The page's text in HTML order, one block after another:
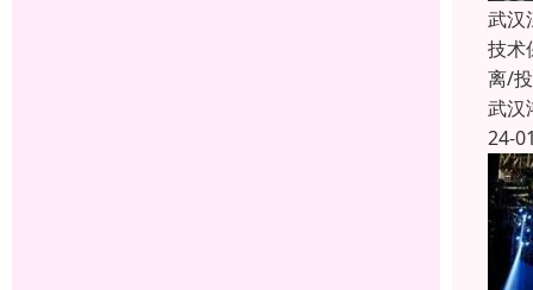
武汉
技术
离/
武汉
24-